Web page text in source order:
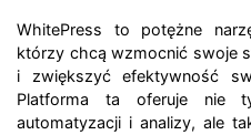
WhitePress to potężne
którzy chcą wzmocnić swoje
i zwiększyć efektywność
Platforma ta oferuje nie
automatyzacji i analizy, ale